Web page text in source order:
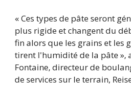
« Ces types de pâte seront
plus rigide et changent du
fin alors que les grains et les
tirent l'humidité de la pâte »,
Fontaine, directeur de
de services sur le terrain,